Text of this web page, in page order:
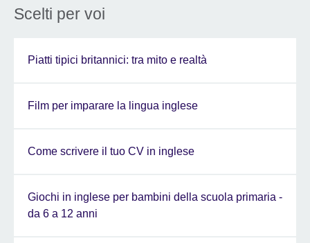
Scelti per voi
Piatti tipici britannici: tra mito e realtà
Film per imparare la lingua inglese
Come scrivere il tuo CV in inglese
Giochi in inglese per bambini della scuola primaria -
da 6 a 12 anni